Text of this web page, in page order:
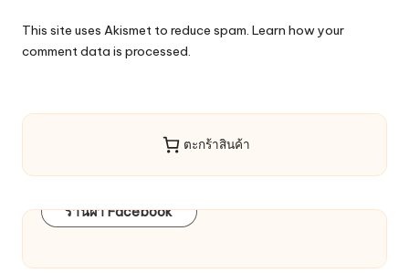
This site uses Akismet to reduce spam. Learn how your
comment data is processed.
ตะกร้าสินค้า
ร้านผ้า Facebook